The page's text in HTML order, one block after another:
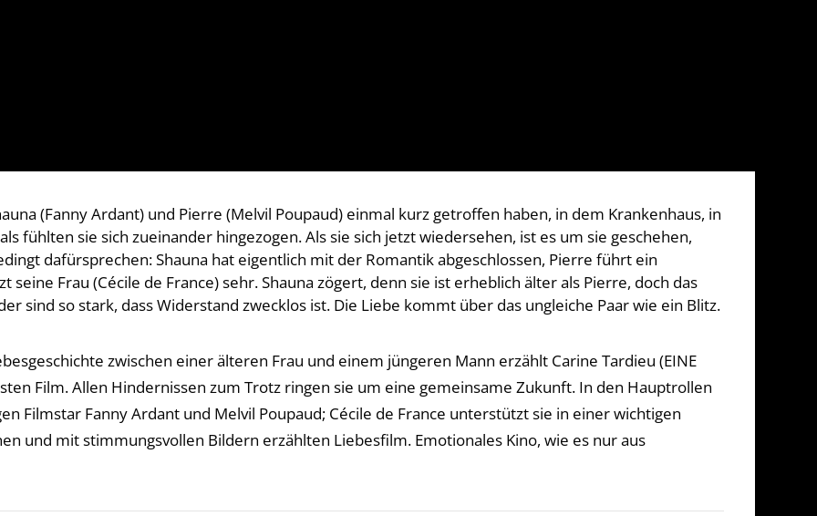
(Fanny Ardant) und Pierre (Melvil Poupaud) einmal kurz getroffen haben, in dem Krankenhaus, in
fühlten sie sich zueinander hingezogen. Als sie sich jetzt wiedersehen, ist es um sie geschehen,
dafürsprechen: Shauna hat eigentlich mit der Romantik abgeschlossen, Pierre führt ein
seine Frau (Cécile de France) sehr. Shauna zögert, denn sie ist erheblich älter als Pierre, doch das
sind so stark, dass Widerstand zwecklos ist. Die Liebe kommt über das ungleiche Paar wie ein Blitz.
zwischen einer älteren Frau und einem jüngeren Mann erzählt Carine Tardieu (EINE
Film. Allen Hindernissen zum Trotz ringen sie um eine gemeinsame Zukunft. In den Hauptrollen
Filmstar Fanny Ardant und Melvil Poupaud; Cécile de France unterstützt sie in einer wichtigen
und mit stimmungsvollen Bildern erzählten Liebesfilm. Emotionales Kino, wie es nur aus